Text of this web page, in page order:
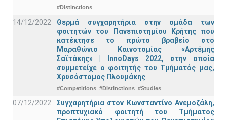
#Distinctions
14/12/2022
Θερμά συγχαρητήρια στην ομάδα των
φοιτητών του Πανεπιστημίου Κρήτης που
κατέκτησε το πρώτο βραβείο στο
Μαραθώνιο Καινοτομίας «Αρτέμης
Σαϊτάκης» | InnoDays 2022, στην οποία
συμμετείχε ο φοιτητής του Τμήματός μας,
Χρυσόστομος Πλουμάκης
#Competitions #Distinctions #Studies
07/12/2022
Συγχαρητήρια στον Κωνσταντίνο Ανεμοζάλη,
προπτυχιακό φοιτητή του Τμήματος